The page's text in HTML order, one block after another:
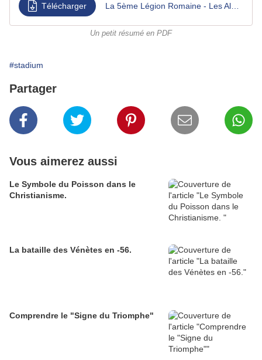
Télécharger
Un petit résumé en PDF
#stadium
Partager
Vous aimerez aussi
Le Symbole du Poisson dans le
Christianisme.
La bataille des Vénètes en -56.
Comprendre le "Signe du Triomphe"